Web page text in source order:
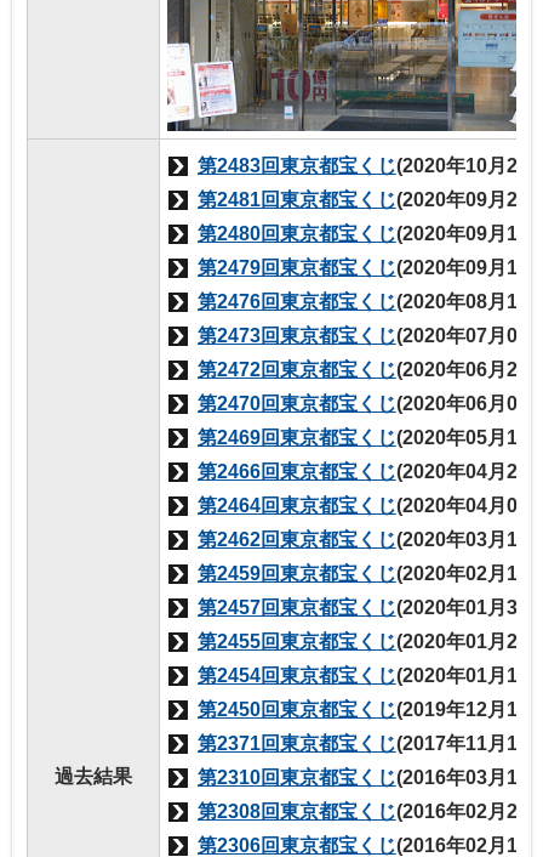
過去結果
第2483回東京都宝くじ(2020年10月23
第2481回東京都宝くじ(2020年09月25
第2480回東京都宝くじ(2020年09月11
第2479回東京都宝くじ(2020年09月11
第2476回東京都宝くじ(2020年08月14
第2473回東京都宝くじ(2020年07月03
第2472回東京都宝くじ(2020年06月26
第2470回東京都宝くじ(2020年06月05
第2469回東京都宝くじ(2020年05月15
第2466回東京都宝くじ(2020年04月24
第2464回東京都宝くじ(2020年04月03
第2462回東京都宝くじ(2020年03月13
第2459回東京都宝くじ(2020年02月14
第2457回東京都宝くじ(2020年01月31
第2455回東京都宝くじ(2020年01月24
第2454回東京都宝くじ(2020年01月17
第2450回東京都宝くじ(2019年12月13
第2371回東京都宝くじ(2017年11月16
第2310回東京都宝くじ(2016年03月10
第2308回東京都宝くじ(2016年02月25
第2306回東京都宝くじ(2016年02月18